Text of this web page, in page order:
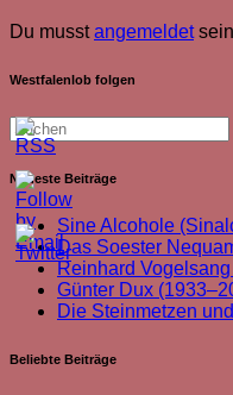
Du musstangemeldet
Westfalenlob folgen
Neueste Beiträge
Sine Alcohole
Das Soester
Reinhard
Günter Dux
Die Steinmetzen
Beliebte Beiträge